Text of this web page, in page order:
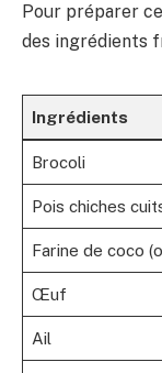
Pour préparer
des ingrédients
Ingrédients
Brocoli
Pois chiches
Farine de coco
Œuf
Ail